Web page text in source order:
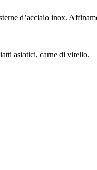
d’acciaio inox.
asiatici, carne di vitello.